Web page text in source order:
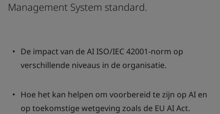
Management System standard.
De impact van de AI ISO/IEC 42001-norm op
verschillende niveaus in de organisatie.
Hoe het kan helpen om voorbereid te zijn op AI en
op toekomstige wetgeving zoals de EU AI Act.